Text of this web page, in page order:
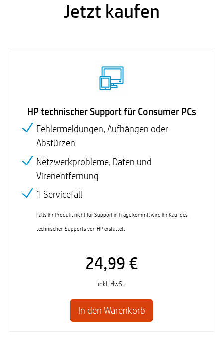
Jetzt kaufen
HP technischer Support für Consumer PCs
Fehlermeldungen, Aufhängen oder
Abstürzen
Netzwerkprobleme, Daten und
Virenentfernung
1 Servicefall
Falls Ihr Produkt nicht für Support in Frage kommt, wird Ihr Kauf des
technischen Supports von HP erstattet.
24,99 €
inkl. MwSt.